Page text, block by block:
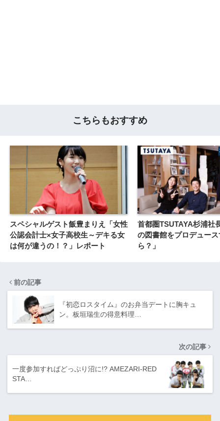
こちらもおすすめ
スペシャルゲスト飯豊まりえ「女性
公認会計士×女子高校生～デキる女
は何が違うの！？」レポート
首都圏TSUTAYA杉浦社
の図書館をプロデュー
ら？」
前の記事
『初恋ロスタイム』のお弁当デートに胸キュ
ン。板垣瑞生の得意料理…
次の記事
一度参加すればどっぷり沼に!? AMEZARI-RED
STA…